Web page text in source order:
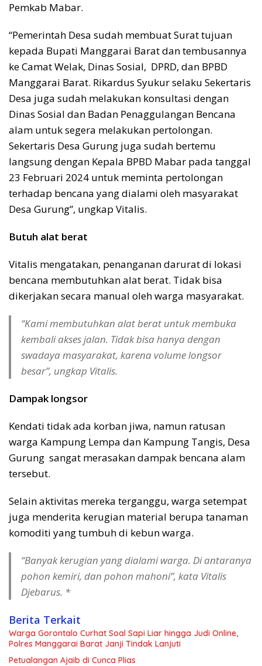
Pemkab Mabar.
“Pemerintah Desa sudah membuat Surat tujuan
kepada Bupati Manggarai Barat dan tembusannya
ke Camat Welak, Dinas Sosial, DPRD, dan BPBD
Manggarai Barat. Rikardus Syukur selaku Sekertaris
Desa juga sudah melakukan konsultasi dengan
Dinas Sosial dan Badan Penaggulangan Bencana
alam untuk segera melakukan pertolongan.
Sekertaris Desa Gurung juga sudah bertemu
langsung dengan Kepala BPBD Mabar pada tanggal
23 Februari 2024 untuk meminta pertolongan
terhadap bencana yang dialami oleh masyarakat
Desa Gurung”, ungkap Vitalis.
Butuh alat berat
Vitalis mengatakan, penanganan darurat di lokasi
bencana membutuhkan alat berat. Tidak bisa
dikerjakan secara manual oleh warga masyarakat.
“Kami membutuhkan alat berat untuk membuka
kembali akses jalan. Tidak bisa hanya dengan
swadaya masyarakat, karena volume longsor
besar”, ungkap Vitalis.
Dampak longsor
Kendati tidak ada korban jiwa, namun ratusan
warga Kampung Lempa dan Kampung Tangis, Desa
Gurung sangat merasakan dampak bencana alam
tersebut.
Selain aktivitas mereka terganggu, warga setempat
juga menderita kerugian material berupa tanaman
komoditi yang tumbuh di kebun warga.
“Banyak kerugian yang dialami warga. Di antaranya
pohon kemiri, dan pohon mahoni”, kata Vitalis
Djebarus. *
Berita Terkait
Warga Gorontalo Curhat Soal Sapi Liar hingga Judi Online,
Polres Manggarai Barat Janji Tindak Lanjuti
Petualangan Ajaib di Cunca Plias